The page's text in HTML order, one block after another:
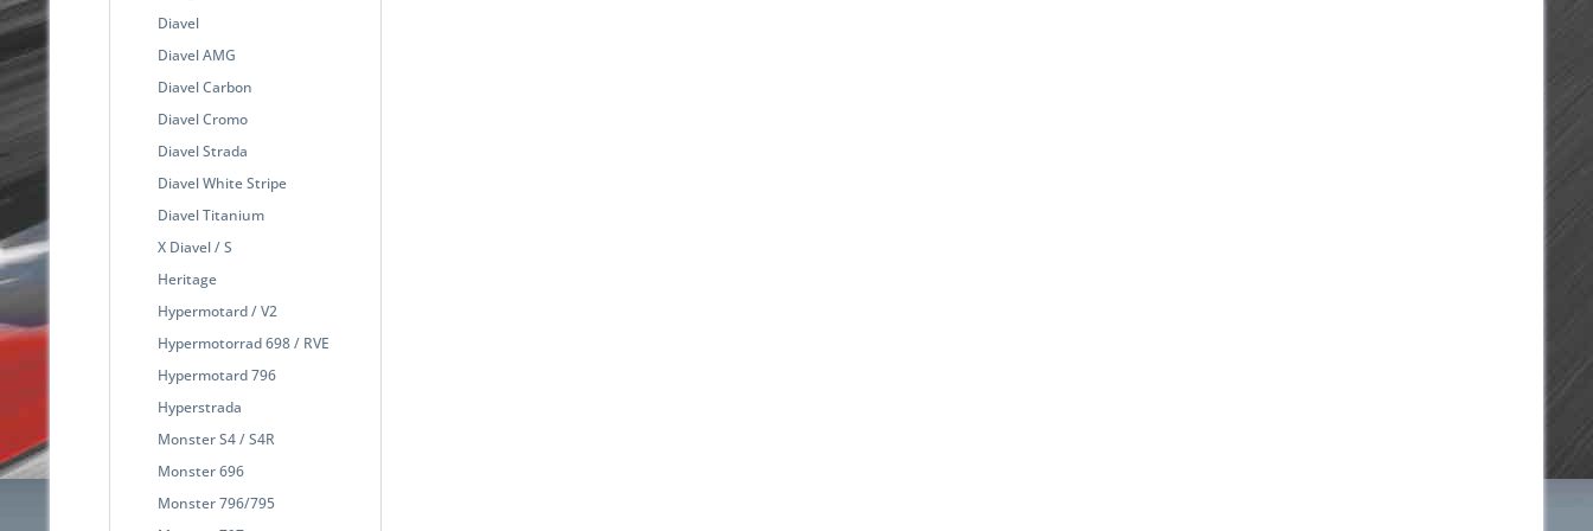
Diavel
Diavel AMG
Diavel Carbon
Diavel Cromo
Diavel Strada
Diavel White Stripe
Diavel Titanium
X Diavel / S
Heritage
Hypermotard / V2
Hypermotorrad 698 / RVE
Hypermotard 796
Hyperstrada
Monster S4 / S4R
Monster 696
Monster 796/795